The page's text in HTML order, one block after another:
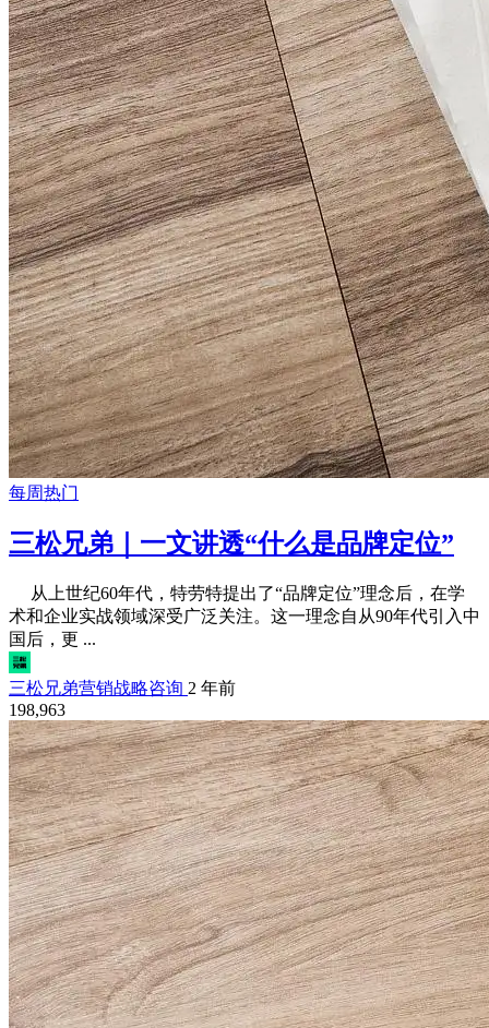
每周热门
三松兄弟｜一文讲透“什么是品牌定位”
从上世纪60年代，特劳特提出了“品牌定位”理念后，在学
术和企业实战领域深受广泛关注。这一理念自从90年代引入中
国后，更 ...
三松兄弟营销战略咨询 2 年前
198,963